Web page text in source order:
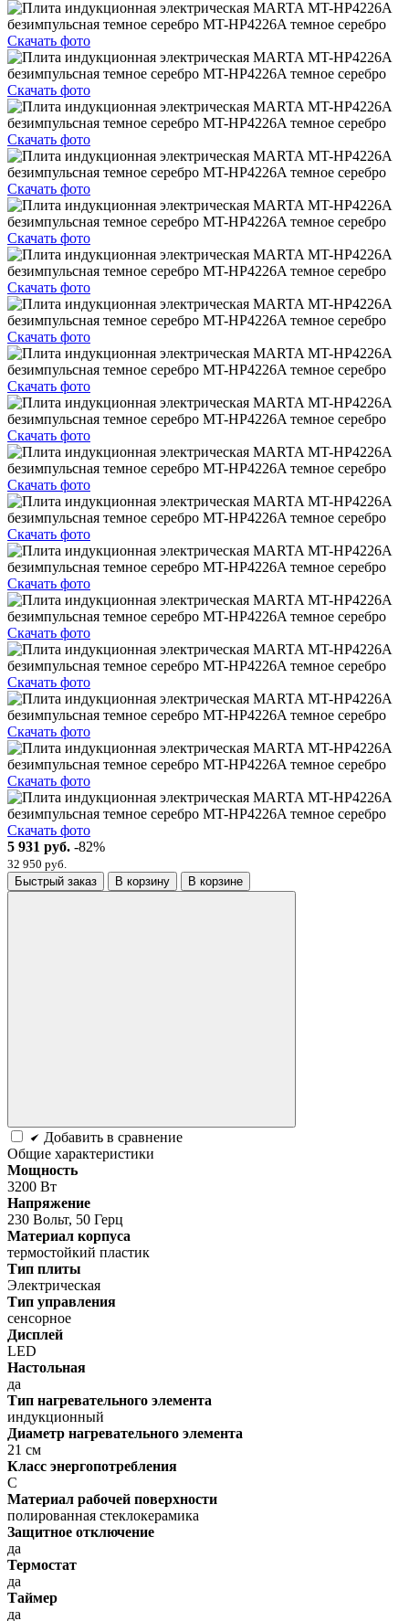
Скачать фото
Скачать фото
Скачать фото
Скачать фото
Скачать фото
Скачать фото
Скачать фото
Скачать фото
Скачать фото
Скачать фото
Скачать фото
Скачать фото
Скачать фото
Скачать фото
Скачать фото
Скачать фото
Скачать фото
5 931 руб. -82%
32 950 руб.
Быстрый заказ
В корзину В корзине
Добавить в сравнение
Общие характеристики
Мощность
3200 Вт
Напряжение
230 Вольт, 50 Герц
Материал корпуса
термостойкий пластик
Тип плиты
Электрическая
Тип управления
сенсорное
Дисплей
LED
Настольная
да
Тип нагревательного элемента
индукционный
Диаметр нагревательного элемента
21 см
Класс энергопотребления
C
Материал рабочей поверхности
полированная стеклокерамика
Защитное отключение
да
Термостат
да
Таймер
да